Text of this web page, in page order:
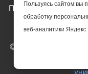
Перепечатка
Ссылка на
© АНО ДПО
повышения
Пользуясь сайтом вы
обработку
веб-аналитики